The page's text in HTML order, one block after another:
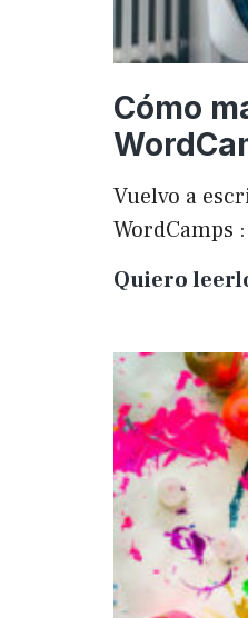
Cómo
Vuelvo a
WordCamps
Quiero